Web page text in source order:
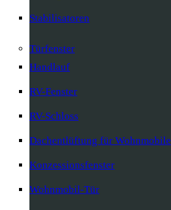
Stabilisatoren
Türfenster
Handlauf
RV-Fenster
RV-Schloss
Dachentlüftung für Wohnmobile
Konzessionsfenster
Wohnmobil-Tür